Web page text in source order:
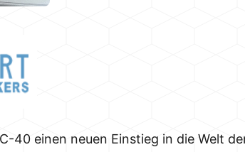
40 einen neuen Einstieg in die Welt